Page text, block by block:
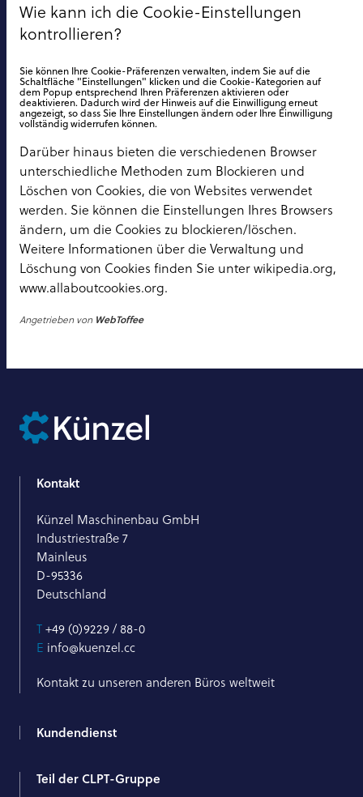
Wie kann ich die Cookie-Einstellungen
kontrollieren?
Sie können Ihre Cookie-Präferenzen verwalten, indem Sie auf die
Schaltfläche "Einstellungen" klicken und die Cookie-Kategorien auf
dem Popup entsprechend Ihren Präferenzen aktivieren oder
deaktivieren. Dadurch wird der Hinweis auf die Einwilligung erneut
angezeigt, so dass Sie Ihre Einstellungen ändern oder Ihre Einwilligung
vollständig widerrufen können.
Darüber hinaus bieten die verschiedenen Browser
unterschiedliche Methoden zum Blockieren und
Löschen von Cookies, die von Websites verwendet
werden. Sie können die Einstellungen Ihres Browsers
ändern, um die Cookies zu blockieren/löschen.
Weitere Informationen über die Verwaltung und
Löschung von Cookies finden Sie unter wikipedia.org,
www.allaboutcookies.org.
Angetrieben von WebToffee
Kontakt
Künzel Maschinenbau GmbH
Industriestraße 7
Mainleus
D-95336
Deutschland
T+49 (0)9229 / 88-0
E info@kuenzel.cc
Kontakt zu unseren anderen Büros weltweit
Kundendienst
Teil der CLPT-Gruppe